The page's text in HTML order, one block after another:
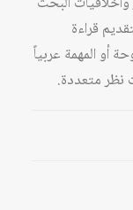
قراءة
أو المهمة عربياً
نظر متعددة.